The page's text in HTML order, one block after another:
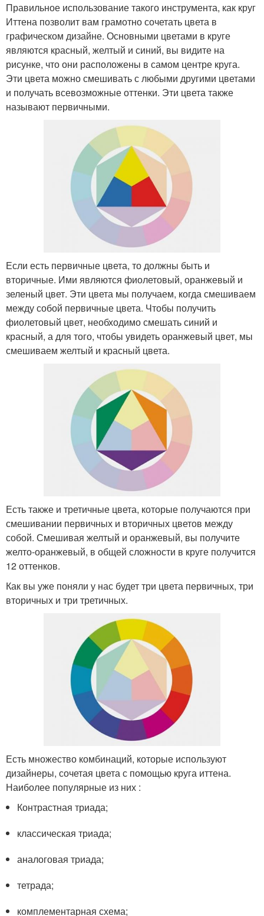
Правильное использование такого инструмента, как круг
Иттена позволит вам грамотно сочетать цвета в
графическом дизайне. Основными цветами в круге
являются красный, желтый и синий, вы видите на
рисунке, что они расположены в самом центре круга.
Эти цвета можно смешивать с любыми другими цветами
и получать всевозможные оттенки. Эти цвета также
называют первичными.
Если есть первичные цвета, то должны быть и
вторичные. Ими являются фиолетовый, оранжевый и
зеленый цвет. Эти цвета мы получаем, когда смешиваем
между собой первичные цвета. Чтобы получить
фиолетовый цвет, необходимо смешать синий и
красный, а для того, чтобы увидеть оранжевый цвет, мы
смешиваем желтый и красный цвета.
Есть также и третичные цвета, которые получаются при
смешивании первичных и вторичных цветов между
собой. Смешивая желтый и оранжевый, вы получите
желто-оранжевый, в общей сложности в круге получится
12 оттенков.
Как вы уже поняли у нас будет три цвета первичных, три
вторичных и три третичных.
Есть множество комбинаций, которые используют
дизайнеры, сочетая цвета с помощью круга иттена.
Наиболее популярные из них :
Контрастная триада;
классическая триада;
аналоговая триада;
тетрада;
комплементарная схема;